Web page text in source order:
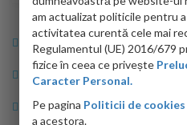
Info Bagno
Cumparaturi
Suport clienti
am actualizat politicile pentru
activitatea curentă cele mai
Regulamentul (UE) 2016/679
fizice în ceea ce privește
Caracter Personal.
Pe pagina Politicii de cookies
a acestora.